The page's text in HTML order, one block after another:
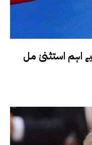
اہم استثنیٰ مل